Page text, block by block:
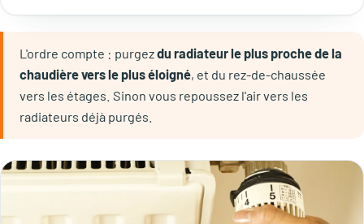
L'ordre compte : purgezdu radiateur le plus proche de la
chaudière vers le plus éloigné, et du rez-de-chaussée
vers les étages. Sinon vous repoussez l'air vers les
radiateurs déjà purgés.